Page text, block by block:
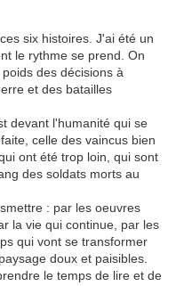
six histoires. J'ai été un
le rythme se prend. On
des décisions à
et des batailles
devant l'humanité qui se
celle des vaincus bien
ont été trop loin, qui sont
des soldats morts au
: par les oeuvres
la vie qui continue, par les
qui vont se transformer
doux et paisibles.
le temps de lire et de